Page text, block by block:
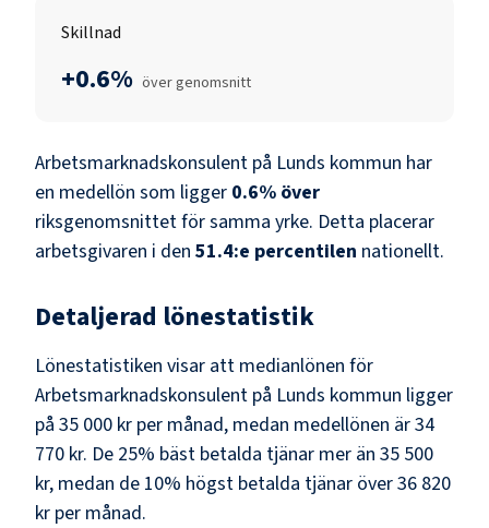
Skillnad
+0.6% över genomsnitt
Arbetsmarknadskonsulent på Lunds kommun har
en medellön som ligger 0.6% över
riksgenomsnittet för samma yrke. Detta placerar
arbetsgivaren i den 51.4:e percentilen nationellt.
Detaljerad lönestatistik
Lönestatistiken visar att medianlönen för
Arbetsmarknadskonsulent på Lunds kommun ligger
på 35 000 kr per månad, medan medellönen är34
770 kr. De 25% bäst betalda tjänar mer än 35 500
kr, medan de 10% högst betalda tjänar över36 820
kr per månad.